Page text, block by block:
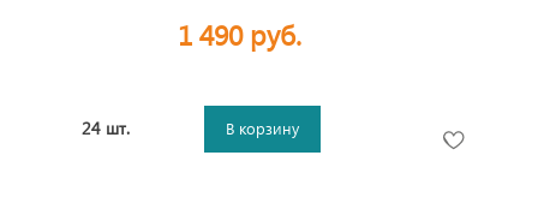
1 490 руб.
24 шт. В корзину